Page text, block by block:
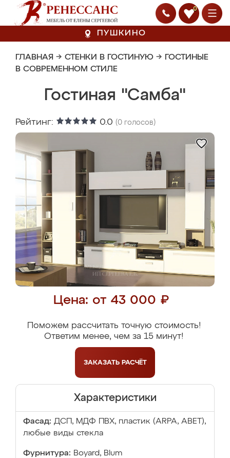
0
ПУШКИНО
ГЛАВНАЯ → СТЕНКИ В ГОСТИНУЮ → ГОСТИНЫЕ
В СОВРЕМЕННОМ СТИЛЕ
Гостиная "Самба"
Рейтинг: 0.0 (0 голосов)
Цена: от 43 000 ₽
Поможем рассчитать точную стоимость!
Ответим менее, чем за 15 минут!
ЗАКАЗАТЬ РАСЧЁТ
Характеристики
Фасад: ДСП, МДФ ПВХ, пластик (ARPA, ABET),
любые виды стекла
Фурнитура: Boyard, Blum